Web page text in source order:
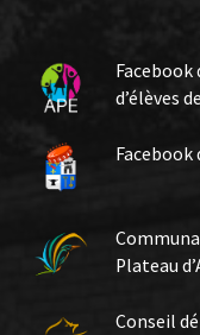
Facebook
d’élèves
Facebook
Plateau
Conseil